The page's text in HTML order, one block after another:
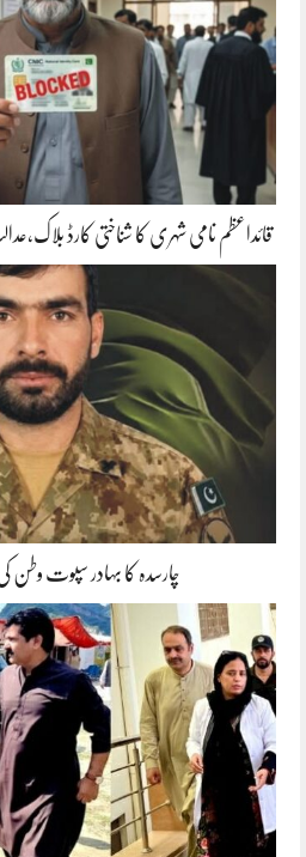
قائداعظم نامی شہری کا شناختی کارڈ
چارسدہ کا بہادر سپوت وطن